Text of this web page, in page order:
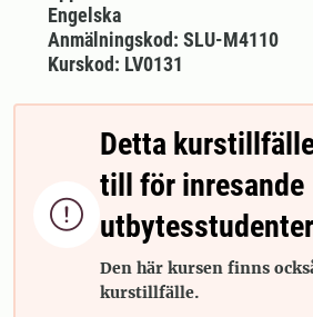
Engelska
Anmälningskod: SLU-M4110
Kurskod: LV0131

Detta
till för inresande
Den här kursen finns
kurstillfälle.